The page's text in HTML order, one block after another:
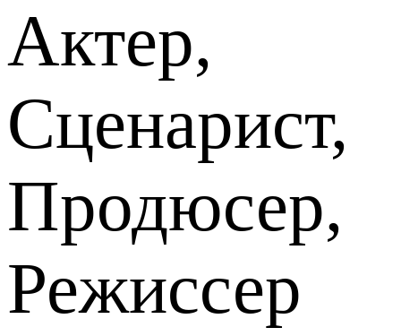
Актер,
Сценарист,
Продюсер,
Режиссер